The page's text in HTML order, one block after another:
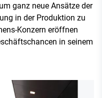
ganz neue Ansätze der
in der Produktion zu
Konzern eröffnen
in seinem